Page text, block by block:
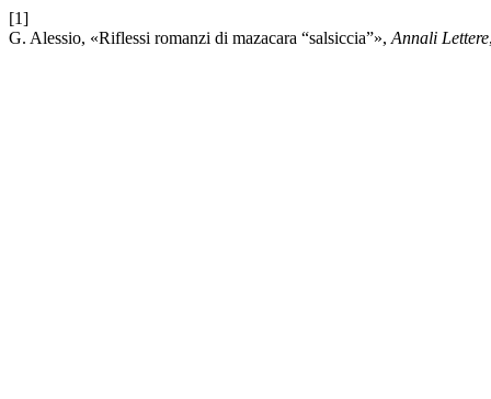
[1]
G. Alessio, «Riflessi romanzi di mazacara “salsiccia”», Annali Lettere